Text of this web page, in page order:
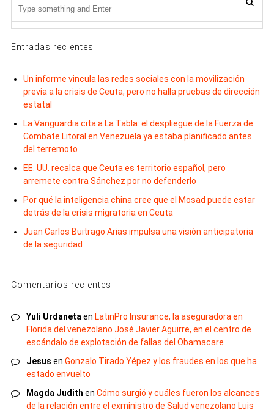
Entradas recientes
Un informe vincula las redes sociales con la movilización
previa a la crisis de Ceuta, pero no halla pruebas de dirección
estatal
La Vanguardia cita a La Tabla: el despliegue de la Fuerza de
Combate Litoral en Venezuela ya estaba planificado antes
del terremoto
EE. UU. recalca que Ceuta es territorio español, pero
arremete contra Sánchez por no defenderlo
Por qué la inteligencia china cree que el Mosad puede estar
detrás de la crisis migratoria en Ceuta
Juan Carlos Buitrago Arias impulsa una visión anticipatoria
de la seguridad
Comentarios recientes
Yuli Urdaneta en LatinPro Insurance, la aseguradora en
Florida del venezolano José Javier Aguirre, en el centro de
escándalo de explotación de fallas del Obamacare
Jesus en Gonzalo Tirado Yépez y los fraudes en los que ha
estado envuelto
Magda Judith en Cómo surgió y cuáles fueron los alcances
de la relación entre el exministro de Salud venezolano Luis